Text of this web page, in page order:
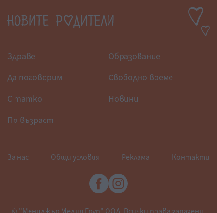
Здраве
Образование
Да поговорим
Свободно време
С татко
Новини
По възраст
За нас Общи условия Реклама Контакти